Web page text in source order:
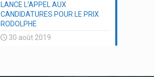
LANCE L’APPEL AUX
CANDIDATURES POUR LE PRIX
RODOLPHE
30 août 2019